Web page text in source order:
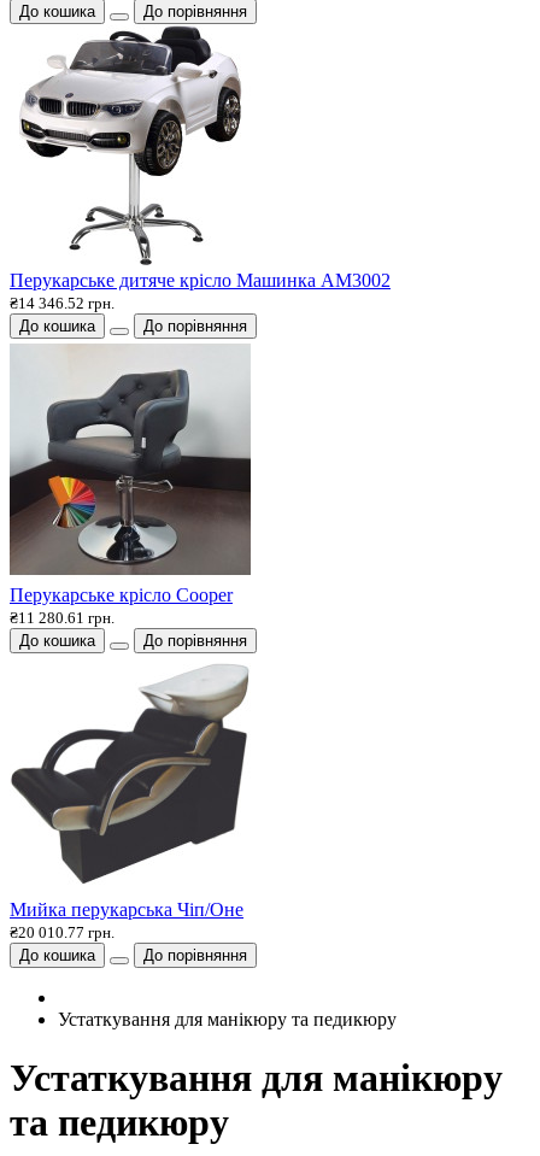
До кошика До порівняння
Перукарське дитяче крісло Машинка АМ3002
₴14 346.52 грн.
До кошика
До порівняння
Перукарське крісло Cooper
₴11 280.61 грн.
До кошика
До порівняння
Мийка перукарська Чіп/Оне
₴20 010.77 грн.
До кошика
До порівняння
Устаткування для манікюру та педикюру
Устаткування для манікюру
та педикюру